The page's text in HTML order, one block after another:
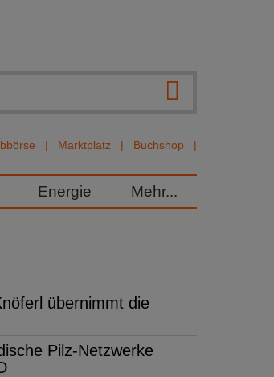
Marktplatz Buchshop
Energie Mehr...
übernimmt die
Pilz-Netzwerke